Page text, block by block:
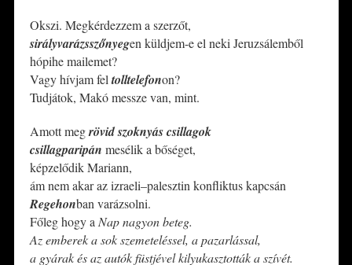
Okszi. Megkérdezzem a szerzőt,
sirályvarázsszőnyegen küldjem-e el neki Jeruzsálemből
hópihe mailemet?
Vagy hívjam feltolltelefonon?
Tudjátok, Makó messze van, mint.
Amott megrövid szoknyás csillagok
csillagparipán mesélik a bőséget,
képzelődik Mariann,
ám nem akar az izraeli–palesztin konfliktus kapcsán
Regehonban varázsolni.
Főleg hogy a Nap nagyon beteg.
Az emberek a sok szemeteléssel, a pazarlással,
a gyárak és az autók füstjével kilyukasztották a szívét.